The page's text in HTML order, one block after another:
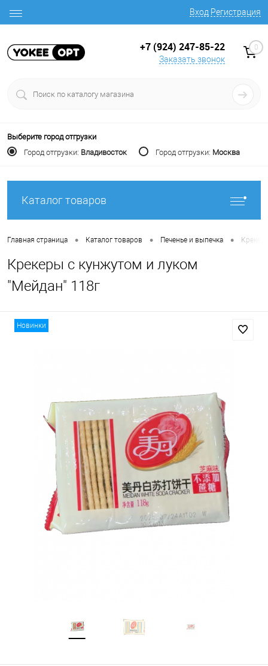
Вход Регистрация
+7 (924) 247-85-22
Заказать звонок
0
Выберите город отгрузки
Город отгрузки: Владивосток Город отгрузки: Москва
Каталог товаров
Главная страница • Каталог товаров • Печенье и выпечка •
Крекеры с кунжутом и луком
"Мейдан" 118г
Новинки